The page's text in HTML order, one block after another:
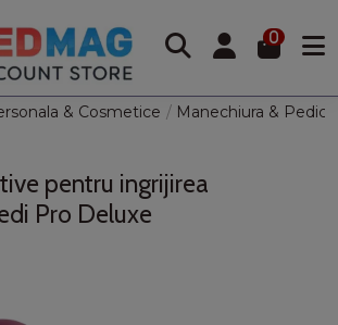
0
& Cosmetice Manechiura &
pentru ingrijirea
Pro Deluxe